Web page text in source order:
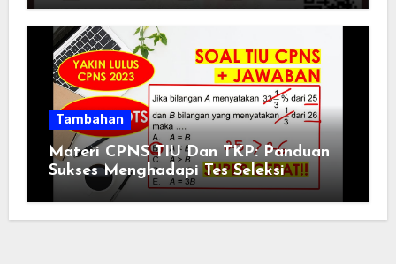
Tambahan
Materi CPNS TIU Dan TKP: Panduan
Sukses Menghadapi Tes Seleksi